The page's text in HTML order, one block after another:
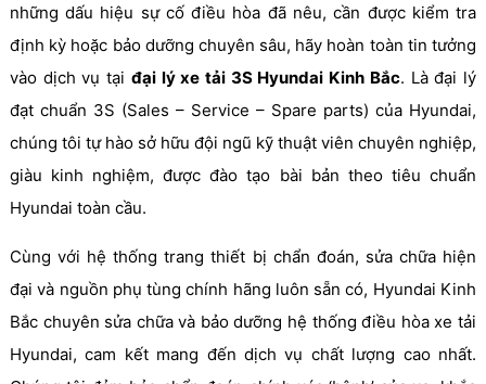
những dấu hiệu sự cố điều hòa đã nêu, cần được kiểm tra
định kỳ hoặc bảo dưỡng chuyên sâu, hãy hoàn toàn tin tưởng
vào dịch vụ tại đại lý xe tải 3S Hyundai Kinh Bắc. Là đại lý
đạt chuẩn 3S (Sales – Service – Spare parts) của Hyundai,
chúng tôi tự hào sở hữu đội ngũ kỹ thuật viên chuyên nghiệp,
giàu kinh nghiệm, được đào tạo bài bản theo tiêu chuẩn
Hyundai toàn cầu.
Cùng với hệ thống trang thiết bị chẩn đoán, sửa chữa hiện
đại và nguồn phụ tùng chính hãng luôn sẵn có, Hyundai Kinh
Bắc chuyên sửa chữa và bảo dưỡng hệ thống điều hòa xe tải
Hyundai, cam kết mang đến dịch vụ chất lượng cao nhất.